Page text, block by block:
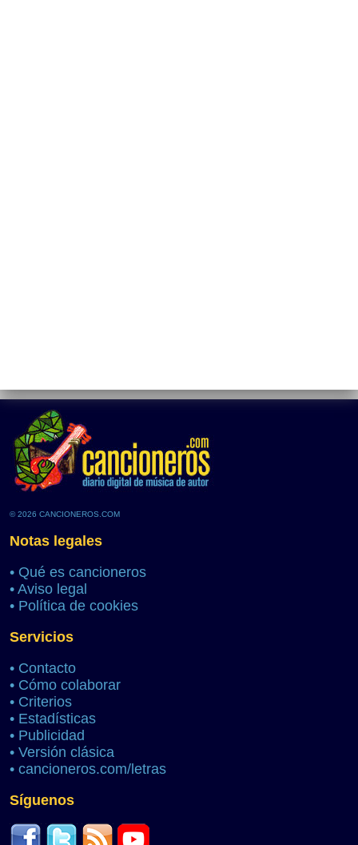
© 2026 CANCIONEROS.COM
Notas legales
• Qué es cancioneros
• Aviso legal
• Política de cookies
Servicios
• Contacto
• Cómo colaborar
• Criterios
• Estadísticas
• Publicidad
• Versión clásica
• cancioneros.com/letras
Síguenos